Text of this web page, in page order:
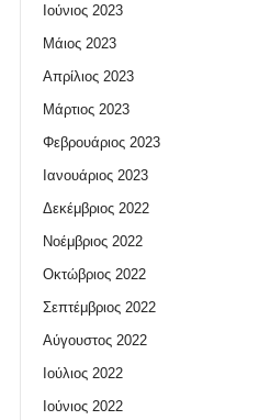
Ιούνιος 2023
Μάιος 2023
Απρίλιος 2023
Μάρτιος 2023
Φεβρουάριος 2023
Ιανουάριος 2023
Δεκέμβριος 2022
Νοέμβριος 2022
Οκτώβριος 2022
Σεπτέμβριος 2022
Αύγουστος 2022
Ιούλιος 2022
Ιούνιος 2022